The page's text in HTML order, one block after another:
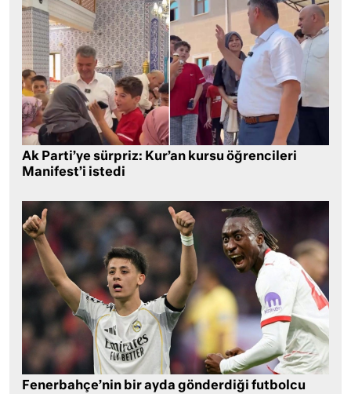
Ak Parti’ye sürpriz: Kur’an kursu öğrencileri
Manifest’i istedi
Fenerbahçe’nin bir ayda gönderdiği futbolcu